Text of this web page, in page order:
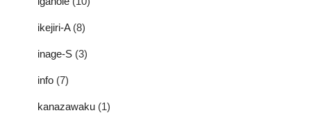
ikejiri-A(8)
inage-S (3)
info (7)
kanazawaku (1)